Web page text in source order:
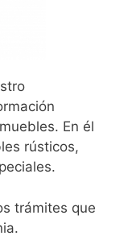
En él
rústicos,
trámites que